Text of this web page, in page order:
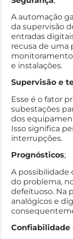
A automação
da supervisão
entradas
recusa de uma
monitoramento
e instalações.
Supervisão e
Esse é o fator
subestações
dos
Isso significa
interrupções.
Prognósticos;
A possibilidade
do problema,
defeituoso. Na
analógicos e
Confiabilidade